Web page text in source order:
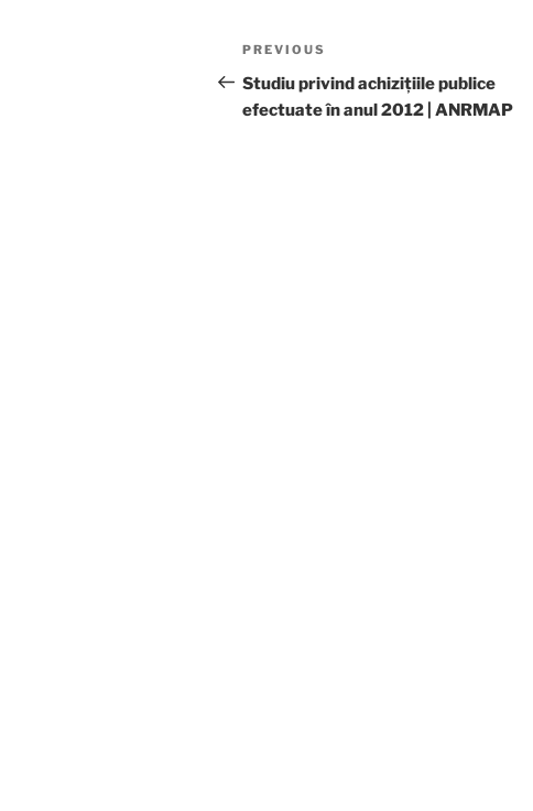
Post
navigation
Previous
Post
PREVIOUS
Studiu privind achizițiile publice
efectuate în anul 2012 | ANRMAP